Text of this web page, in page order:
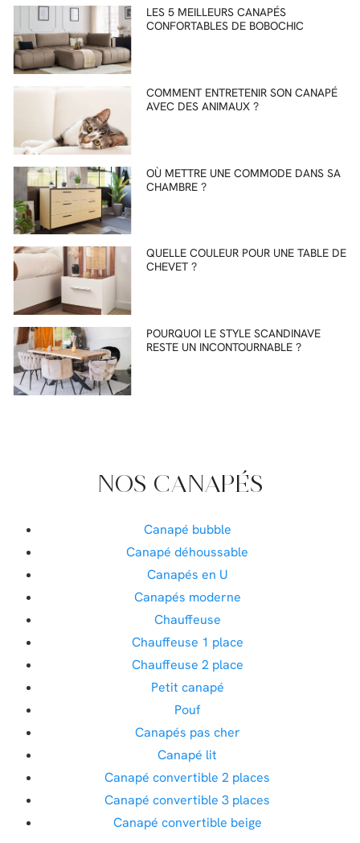
LES 5 MEILLEURS CANAPÉS
CONFORTABLES DE BOBOCHIC
COMMENT ENTRETENIR SON CANAPÉ
AVEC DES ANIMAUX ?
OÙ METTRE UNE COMMODE DANS SA
CHAMBRE ?
QUELLE COULEUR POUR UNE TABLE DE
CHEVET ?
POURQUOI LE STYLE SCANDINAVE
RESTE UN INCONTOURNABLE ?
NOS CANAPÉS
Canapé bubble
Canapé déhoussable
Canapés en U
Canapés moderne
Chauffeuse
Chauffeuse 1 place
Chauffeuse 2 place
Petit canapé
Pouf
Canapés pas cher
Canapé lit
Canapé convertible 2 places
Canapé convertible 3 places
Canapé convertible beige